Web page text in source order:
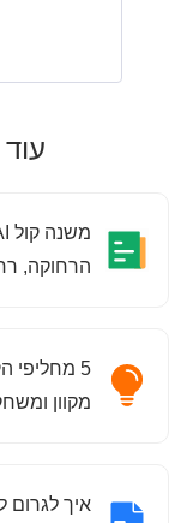
הרחוקה,
מקוון